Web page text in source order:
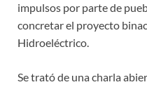
impulsos por parte de
concretar el proyecto
Hidroeléctrico.
Se trató de una charla